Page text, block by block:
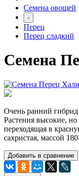
Семена овощей
-
Перец
Перец сладкий
Семена
Очень ранний
Растения высокие,
переходящая в
сахристая, массой
Добавить в сравнение